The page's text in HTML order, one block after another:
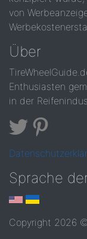
von
Über
Enthusiasten
in der
Sprache
Copyright 2026